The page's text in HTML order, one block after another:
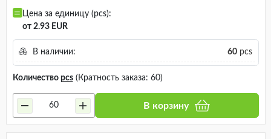
Цена за единицу (pcs):
от 2.93 EUR
В наличии: 60pcs
Количество pcs(Кратность заказа: 60)
В корзину